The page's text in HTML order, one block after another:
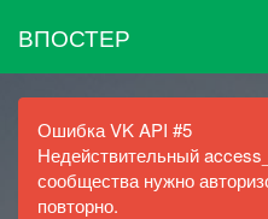
ВПОСТЕР
Ошибка VK API #5
Недействительный
сообщества нужно
повторно.